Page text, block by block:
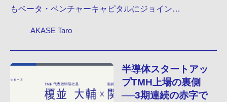
もベータ・ベンチャーキャピタルにジョイン…
AKASE Taro
半導体スタートアッ
プTMH上場の裏側
──3期連続の赤字で